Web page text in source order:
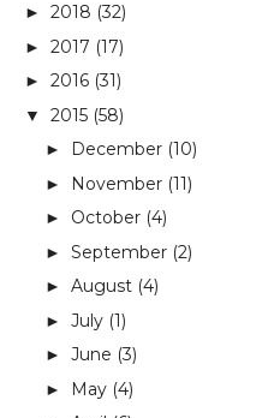
► 2018 (32)
► 2017 (17)
► 2016 (31)
▼ 2015 (58)
► December (10)
► November (11)
► October (4)
► September (2)
► August (4)
► July (1)
► June (3)
► May (4)